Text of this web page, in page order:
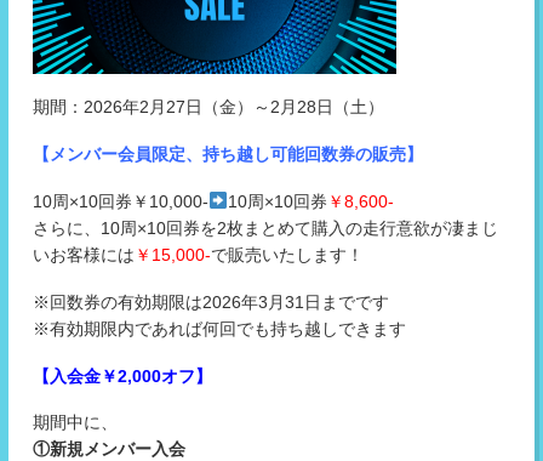
期間：2026年2月27日（金）～2月28日（土）
【メンバー会員限定、持ち越し可能回数券の販売】
10周×10回券￥10,000- 10周×10回券 ￥8,600-
さらに、10周×10回券を2枚まとめて購入の走行意欲が凄まじ
いお客様には ￥15,000-で販売いたします！
※回数券の有効期限は2026年3月31日までです
※有効期限内であれば何回でも持ち越しできます
【入会金￥2,000オフ】
期間中に、
①新規メンバー入会